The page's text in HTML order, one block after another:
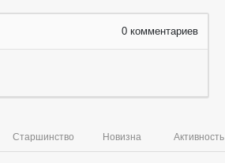
0 комментариев
Активность
Новизна
Старшинство